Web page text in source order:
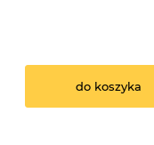
do koszyka